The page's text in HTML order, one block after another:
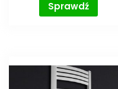
Sprawdź